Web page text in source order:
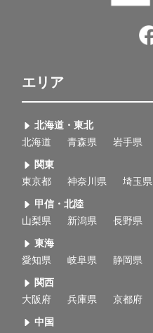
エリア
北海道・東北
北海道
青森県 岩手県
関東
東京都
神奈川県 埼玉県
甲信・北陸
山梨県
新潟県 長野県
東海
愛知県
岐阜県 静岡県
関西
大阪府
兵庫県 京都府
中国